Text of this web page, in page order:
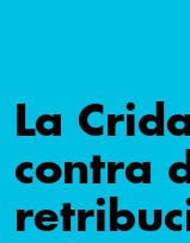
La
contra